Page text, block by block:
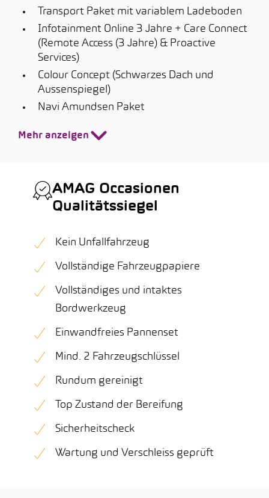
Transport Paket mit variablem Ladeboden
Infotainment Online 3 Jahre + Care Connect
(Remote Access (3 Jahre) & Proactive
Services)
Colour Concept (Schwarzes Dach und
Aussenspiegel)
Navi Amundsen Paket
Mehr anzeigen
AMAG Occasionen
Qualitätssiegel
Kein Unfallfahrzeug
Vollständige Fahrzeugpapiere
Vollständiges und intaktes
Bordwerkzeug
Einwandfreies Pannenset
Mind. 2 Fahrzeugschlüssel
Rundum gereinigt
Top Zustand der Bereifung
Sicherheitscheck
Wartung und Verschleiss geprüft